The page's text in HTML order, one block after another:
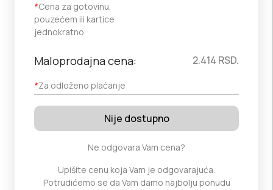
*Cena za gotovinu,
pouzećem ili kartice
jednokratno
Maloprodajna cena:
*Za odloženo plaćanje
2.414 RSD.
Nije dostupno
Ne odgovara Vam cena?
Upišite cenu koja Vam je odgovarajuća.
Potrudićemo se da Vam damo najbolju ponudu